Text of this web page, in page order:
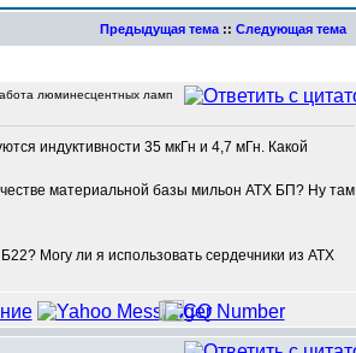
Предыдущая тема:: Следующая тема
люминесцентных ламп
индуктивности 35 мкГн и 4,7 мГн. Какой
материальной базы мильон АТХ БП? Ну там
Могу ли я использовать сердечники из АТХ